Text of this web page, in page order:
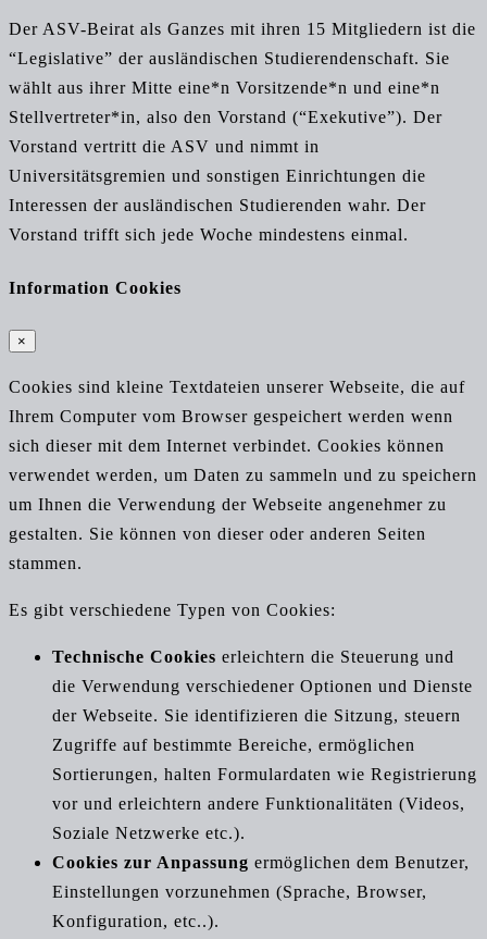
Der ASV-Beirat als Ganzes mit ihren 15 Mitgliedern ist die
“Legislative” der ausländischen Studierendenschaft. Sie
wählt aus ihrer Mitte eine*n Vorsitzende*n und eine*n
Stellvertreter*in, also den Vorstand (“Exekutive”). Der
Vorstand vertritt die ASV und nimmt in
Universitätsgremien und sonstigen Einrichtungen die
Interessen der ausländischen Studierenden wahr. Der
Vorstand trifft sich jede Woche mindestens einmal.
Information Cookies
×
Cookies sind kleine Textdateien unserer Webseite, die auf
Ihrem Computer vom Browser gespeichert werden wenn
sich dieser mit dem Internet verbindet. Cookies können
verwendet werden, um Daten zu sammeln und zu speichern
um Ihnen die Verwendung der Webseite angenehmer zu
gestalten. Sie können von dieser oder anderen Seiten
stammen.
Es gibt verschiedene Typen von Cookies:
Technische Cookies erleichtern die Steuerung und
die Verwendung verschiedener Optionen und Dienste
der Webseite. Sie identifizieren die Sitzung, steuern
Zugriffe auf bestimmte Bereiche, ermöglichen
Sortierungen, halten Formulardaten wie Registrierung
vor und erleichtern andere Funktionalitäten (Videos,
Soziale Netzwerke etc.).
Cookies zur Anpassung ermöglichen dem Benutzer,
Einstellungen vorzunehmen (Sprache, Browser,
Konfiguration, etc..).